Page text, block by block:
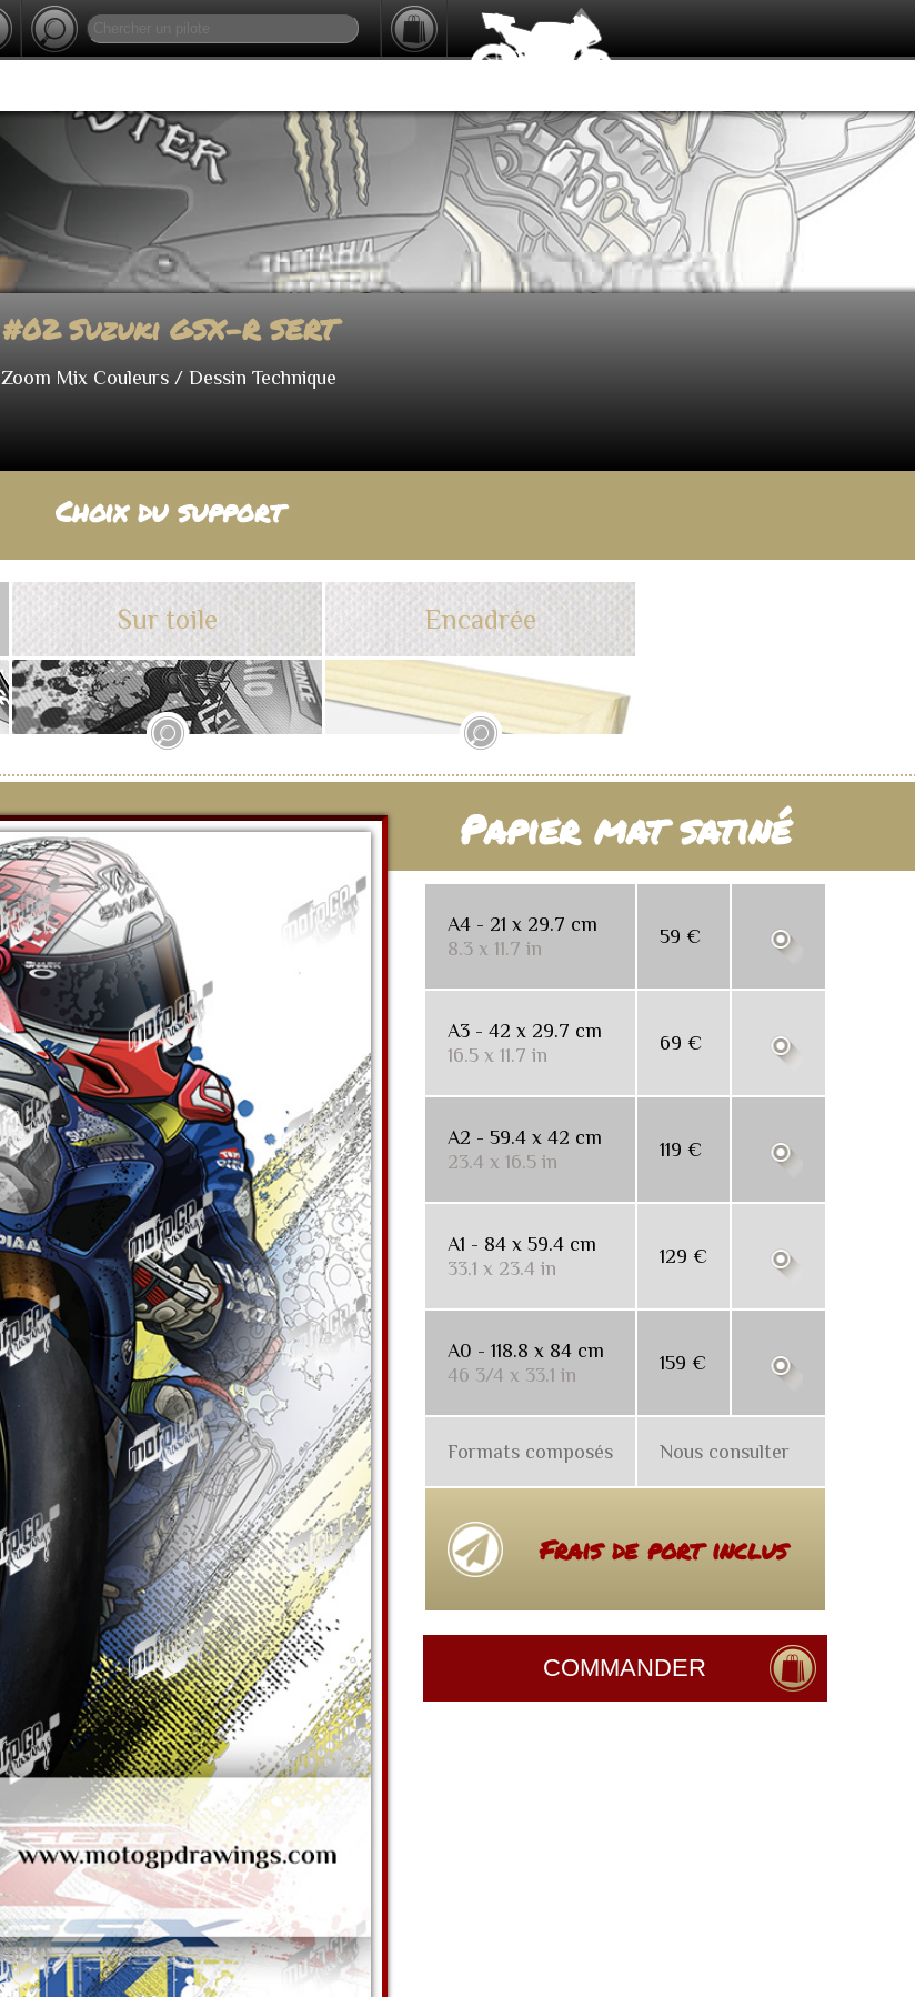
#02 Suzuki GSX-R SERT
Zoom Mix Couleurs / Dessin Technique
Choix du support
Sur toile Encadrée
Papier mat satiné
A4 - 21 x 29.7 cm
8.3 x 11.7 in
59 €
A3 - 42 x 29.7 cm
16.5 x 11.7 in
69 €
A2 - 59.4 x 42 cm
23.4 x 16.5 in
119 €
A1 - 84 x 59.4 cm
33.1 x 23.4 in
129 €
A0 - 118.8 x 84 cm
46 3/4 x 33.1 in
159 €
Formats composés Nous consulter
Frais de port inclus